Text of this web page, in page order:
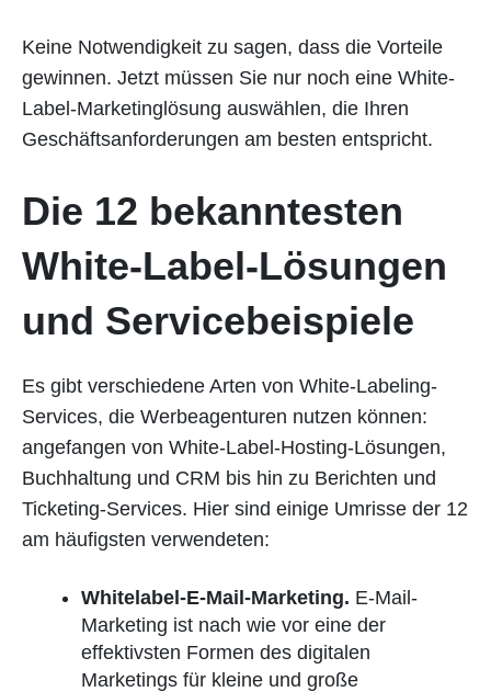
Keine Notwendigkeit zu sagen, dass die Vorteile
gewinnen. Jetzt müssen Sie nur noch eine White-
Label-Marketinglösung auswählen, die Ihren
Geschäftsanforderungen am besten entspricht.
Die 12 bekanntesten
White-Label-Lösungen
und Servicebeispiele
Es gibt verschiedene Arten von White-Labeling-
Services, die Werbeagenturen nutzen können:
angefangen von White-Label-Hosting-Lösungen,
Buchhaltung und CRM bis hin zu Berichten und
Ticketing-Services. Hier sind einige Umrisse der 12
am häufigsten verwendeten:
Whitelabel-E-Mail-Marketing. E-Mail-
Marketing ist nach wie vor eine der
effektivsten Formen des digitalen
Marketings für kleine und große